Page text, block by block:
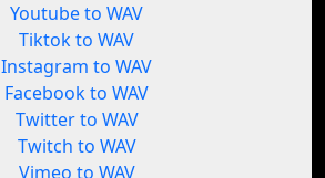
Youtube to WAV
Tiktok to WAV
Instagram to WAV
Facebook to WAV
Twitter to WAV
Twitch to WAV
Vimeo to WAV